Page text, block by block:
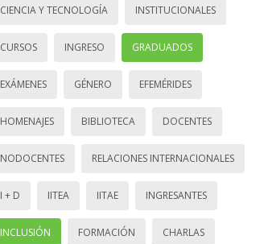
CIENCIA Y TECNOLOGÍA INSTITUCIONALES
CURSOS INGRESO GRADUADOS
EXÁMENES GÉNERO EFEMÉRIDES
HOMENAJES BIBLIOTECA DOCENTES
NODOCENTES RELACIONES INTERNACIONALES
I + D IITEA IITAE INGRESANTES
INCLUSIÓN FORMACIÓN CHARLAS